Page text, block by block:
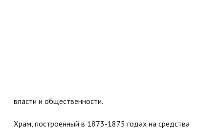
власти и общественности.
Храм, построенный в 1873-1875 годах на средства